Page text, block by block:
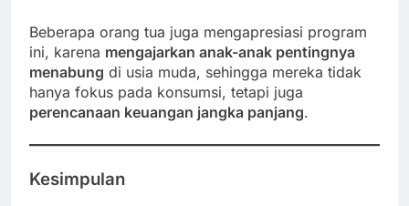
Beberapa orang tua juga mengapresiasi program
ini, karena mengajarkan anak-anak pentingnya
menabung di usia muda, sehingga mereka tidak
hanya fokus pada konsumsi, tetapi juga
perencanaan keuangan jangka panjang.
Kesimpulan